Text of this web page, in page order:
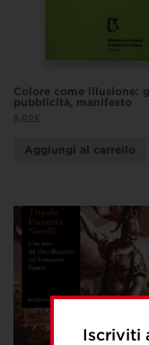
Iscriviti
Colore come illusione:
pubblicità, manifesto
5,00€
Aggiungi al carrello